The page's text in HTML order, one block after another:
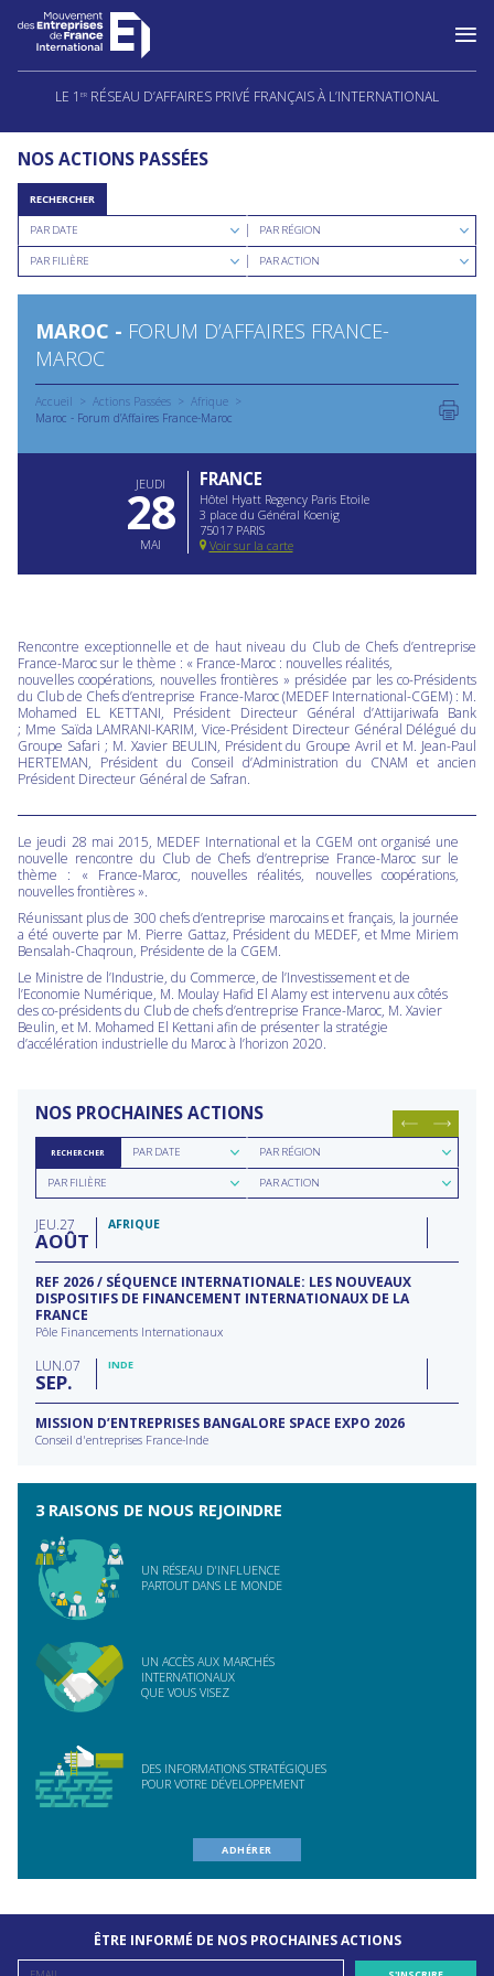
Aller
LE 1 ER RÉSEAU D’AFFAIRES PRIVÉ FRANÇAIS À L’INTERNATIONAL
NOS ACTIONS PASSÉES
RECHERCHER
Rechercher
par
date
PAR DATE
Rechercher
par
région
PAR RÉGION
Rechercher
parPAR FILIÈRE
Rechercher
parPAR ACTION
MAROC - FORUM D’AFFAIRES FRANCE-
MAROC
Accueil Actions Passées
Afrique
Maroc - Forum d’Affaires France-Maroc
JEUDI
28
MAI
FRANCE
Hôtel Hyatt Regency Paris Etoile
3 place du Général Koenig
75017 PARIS
Voir sur la carte
Rencontre exceptionnelle et de haut niveau du Club de Chefs d’entreprise
France-Maroc sur le thème : « France-Maroc : nouvelles réalités,
nouvelles coopérations, nouvelles frontières » présidée par les co-Présidents
du Club de Chefs d’entreprise France-Maroc (MEDEF International-CGEM) : M.
Mohamed EL KETTANI, Président Directeur Général d’Attijariwafa Bank
; Mme Saïda LAMRANI-KARIM, Vice-Président Directeur Général Délégué du
Groupe Safari ; M. Xavier BEULIN, Président du Groupe Avril et M. Jean-Paul
HERTEMAN, Président du Conseil d’Administration du CNAM et ancien
Président Directeur Général de Safran.
Le jeudi 28 mai 2015, MEDEF International et la CGEM ont organisé une
nouvelle rencontre du Club de Chefs d’entreprise France-Maroc sur le
thème : « France-Maroc, nouvelles réalités, nouvelles coopérations,
nouvelles frontières ».
Réunissant plus de 300 chefs d’entreprise marocains et français, la journée
a été ouverte par M. Pierre Gattaz, Président du MEDEF, et Mme Miriem
Bensalah-Chaqroun, Présidente de la CGEM.
Le Ministre de l’Industrie, du Commerce, de l’Investissement et de
l’Economie Numérique, M. Moulay Hafid El Alamy est intervenu aux côtés
des co-présidents du Club de chefs d’entreprise France-Maroc, M. Xavier
Beulin, et M. Mohamed El Kettani afin de présenter la stratégie
d’accélération industrielle du Maroc à l’horizon 2020.
NOS PROCHAINES ACTIONS
RECHERCHER
Rechercher
parPAR DATE
Rechercher
par
région
PAR RÉGION
Rechercher
parPAR FILIÈRE
Rechercher
parPAR ACTION
JEU 27
AOÛT
AFRIQUE
REF 2026 / SÉQUENCE INTERNATIONALE: LES NOUVEAUX
DISPOSITIFS DE FINANCEMENT INTERNATIONAUX DE LA
FRANCE
Pôle Financements Internationaux
LUN 07
SEP
INDE
MISSION D’ENTREPRISES BANGALORE SPACE EXPO 2026
Conseil d'entreprises France-Inde
3 RAISONS DE NOUS REJOINDRE
UN RÉSEAU D'INFLUENCE
PARTOUT DANS LE MONDE
UN ACCÈS AUX MARCHÉS
INTERNATIONAUX
QUE VOUS VISEZ
DES INFORMATIONS STRATÉGIQUES
POUR VOTRE DÉVELOPPEMENT
ADHÉRER
ÊTRE INFORMÉ DE NOS PROCHAINES ACTIONS